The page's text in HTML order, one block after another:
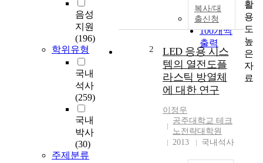
음성
지원
(196)
학위유형
국내
석사
(259)
국내
박사
(30)
주제분류
50개씩
출력
100개씩
출력
복사/대
출신청
2
LED 응용 시스
템의 열전도플
라스틱 방열체
에 대한 연구
이정우
공주대학교 테크
노전략대학원
2013
국내석사
활
용
도
높
은
자
료